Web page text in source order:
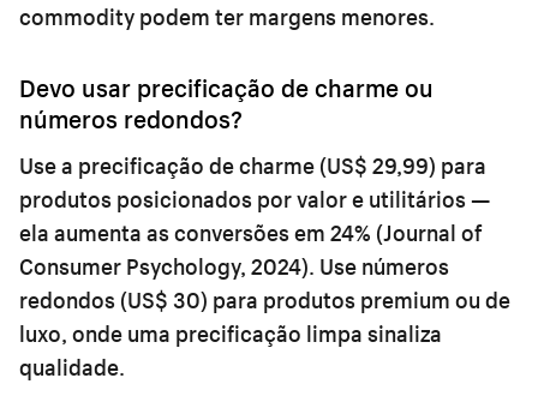
commodity podem ter margens menores.
Devo usar precificação de charme ou
números redondos?
Use a precificação de charme (US$ 29,99) para
produtos posicionados por valor e utilitários —
ela aumenta as conversões em 24% (Journal of
Consumer Psychology, 2024). Use números
redondos (US$ 30) para produtos premium ou de
luxo, onde uma precificação limpa sinaliza
qualidade.